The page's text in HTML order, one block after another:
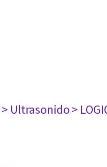
> Ultrasonido>